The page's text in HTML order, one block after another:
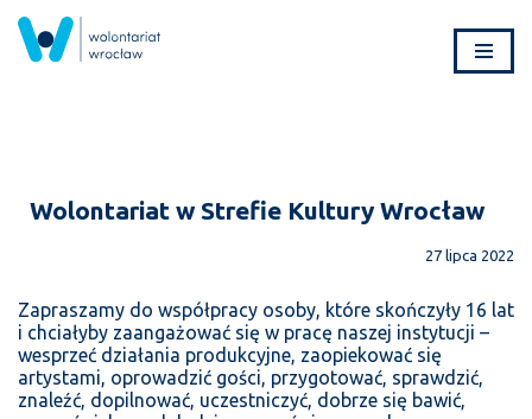
Przejdź
Wolontariat w Strefie Kultury Wrocław
27 lipca 2022
Zapraszamy do współpracy osoby, które skończyły 16 lat
i chciałyby zaangażować się w pracę naszej instytucji –
wesprzeć działania produkcyjne, zaopiekować się
artystami, oprowadzić gości, przygotować, sprawdzić,
znaleźć, dopilnować, uczestniczyć, dobrze się bawić,